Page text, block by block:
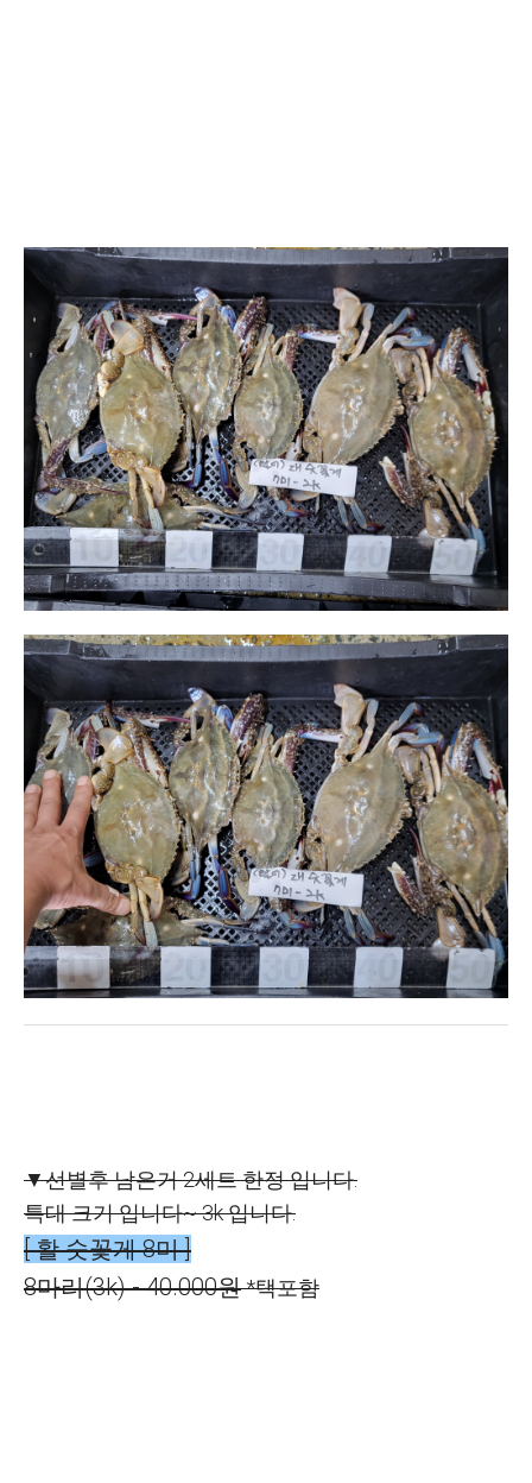
▼선별후 남은거 2세트 한정 입니다.
특대 크기 입니다~ 3k 입니다.
[ 활 숫꽃게 8미 ]
8마리(3k) - 40.000원*택포함